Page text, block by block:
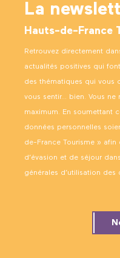
La
Hauts-de-France
Retrouvez directement
actualités positives qui
des thématiques qui vous
vous sentir… bien. Vous ne
maximum. En soumettant
données personnelles
de-France Tourisme » afin
d’évasion et de séjour
générales d’utilisation des